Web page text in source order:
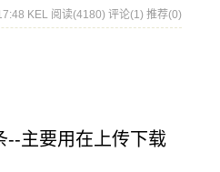
KEL 阅读(4180) 评论(1) 推荐(0)
--主要用在上传下载